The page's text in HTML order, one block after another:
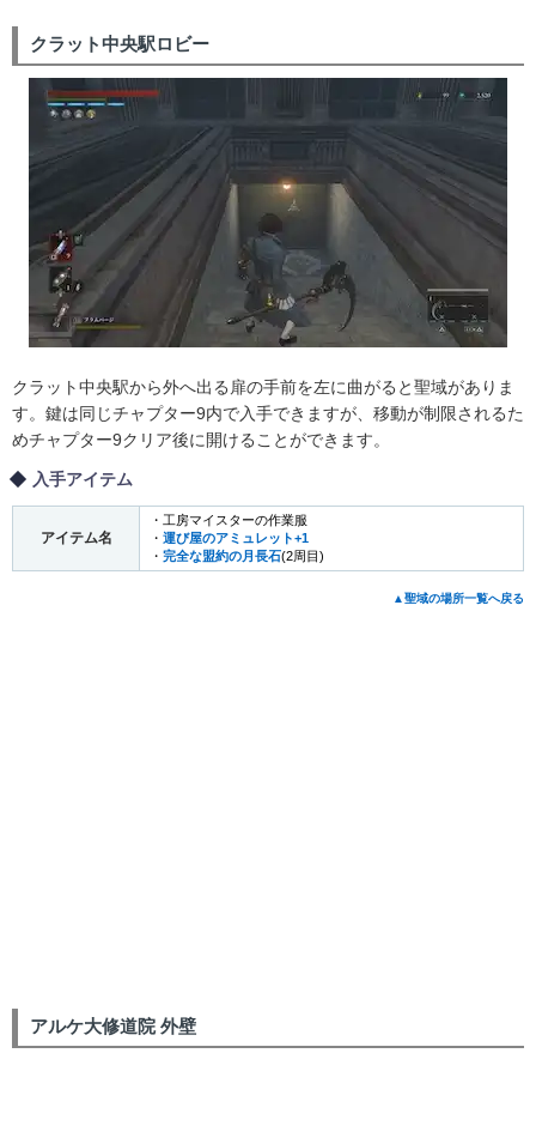
クラット中央駅ロビー
クラット中央駅から外へ出る扉の手前を左に曲がると聖域がありま
す。鍵は同じチャプター9内で入手できますが、移動が制限されるた
めチャプター9クリア後に開けることができます。
入手アイテム
アイテム名
・工房マイスターの作業服
・ 運び屋のアミュレット+1
・ 完全な盟約の月長石(2周目)
▲聖域の場所一覧へ戻る
アルケ大修道院 外壁